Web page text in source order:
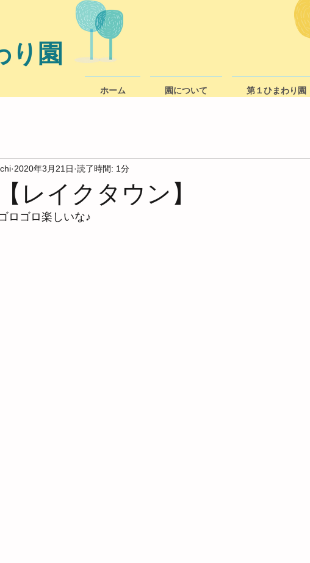
り園
ホーム 園について 第１ひまわり園
レイクタウン】
2020年3月21日 読了時間: 1分
ロゴロ楽しいな♪